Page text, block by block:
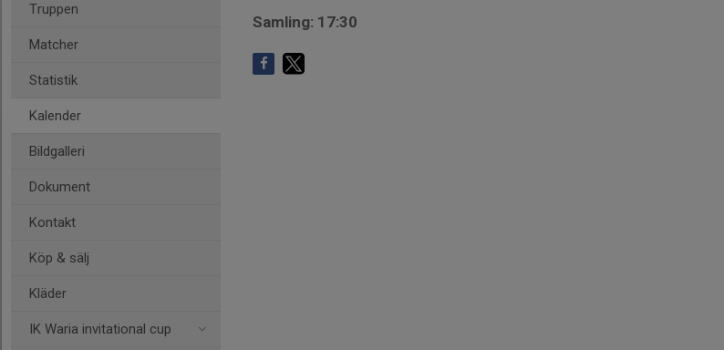
Truppen
Matcher
Statistik
Kalender
Bildgalleri
Dokument
Kontakt
Köp & sälj
Kläder
IK Waria invitational cup
Samling: 17:30